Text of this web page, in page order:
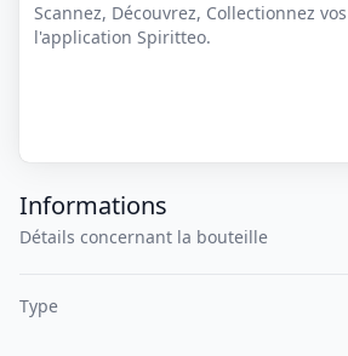
Scannez, Découvrez, Collectionnez
l'application Spiritteo.
Informations
Détails concernant la bouteille
Type